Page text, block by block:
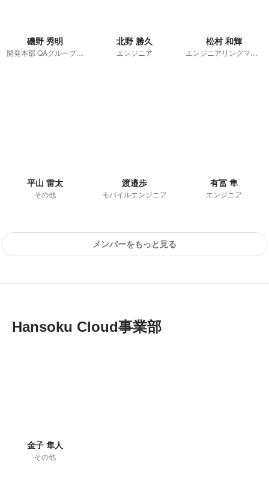
磯野 秀明
開発本部 QAグループ マネージャー
北野 勝久
エンジニア
松村 和輝
平山 雷太
その他
渡邉歩
モバイルエンジニア
有冨 隼
エンジニア
メンバーをもっと見る
Hansoku Cloud事業部
金子 隼人
その他